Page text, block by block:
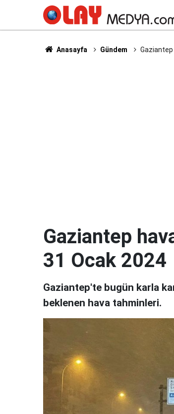
Anasayfa Gündem Gaziantep
Gaziantep
31 Ocak 2024
Gaziantep'te bugün karla
beklenen hava tahminleri.